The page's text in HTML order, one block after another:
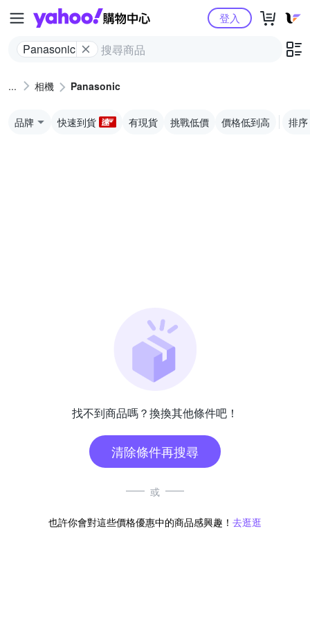
Yahoo購物中心
Panasonic
登入
相機 Panasonic
品牌 快速到貨 有現貨 挑戰低價 價格低到高 排序
找不到商品嗎？換換其他條件吧！
清除條件再搜尋
或
也許你會對這些價格優惠中的商品感興趣！ 去逛逛